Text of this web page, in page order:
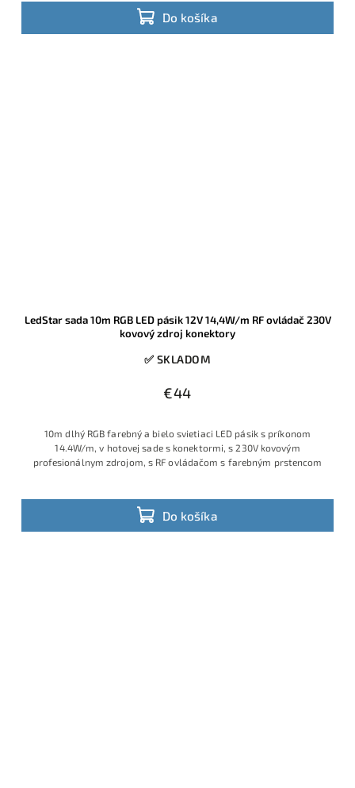
Do košíka
príslušenstva. Ide o obľúbený model s veľmi dobrým pomerom
ceny, výkonu a praktickosti, ktorý je v ponuke v obmedzenom
množstve a patrí medzi vyhľadávané hotové RGB sady.Výhodná
LedStar sada 10m RGB LED pásik 12V 14,4W/m RF ovládač 230V
kovový zdroj konektory
✅ SKLADOM
€44
Do košíka
10m dlhý RGB farebný a bielo svietiaci LED pásik s príkonom
14.4W/m, v hotovej sade s konektormi, s 230V kovovým
profesionálnym zdrojom, s RF ovládačom s farebným prstencom